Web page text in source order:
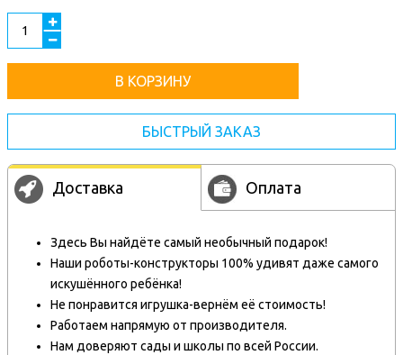
В КОРЗИНУ
БЫСТРЫЙ ЗАКАЗ
Доставка Оплата
Здесь Вы найдёте самый необычный подарок!
Наши роботы-конструкторы 100% удивят даже самого
искушённого ребёнка!
Не понравится игрушка-вернём её стоимость!
Работаем напрямую от производителя.
Нам доверяют сады и школы по всей России.